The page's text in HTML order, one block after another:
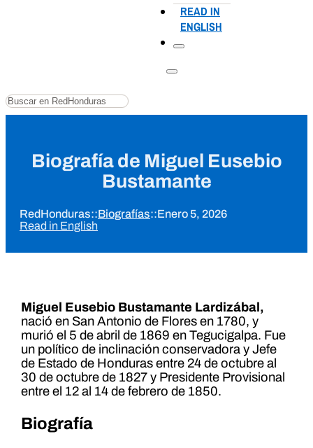
READ IN
ENGLISH
Buscar
Biografía de Miguel Eusebio
Bustamante
RedHonduras::Biografías::Enero 5, 2026
Read in English
Miguel Eusebio Bustamante Lardizábal,
nació en San Antonio de Flores en 1780, y
murió el 5 de abril de 1869 en Tegucigalpa. Fue
un político de inclinación conservadora y Jefe
de Estado de Honduras entre 24 de octubre al
30 de octubre de 1827 y Presidente Provisional
entre el 12 al 14 de febrero de 1850.
Biografía